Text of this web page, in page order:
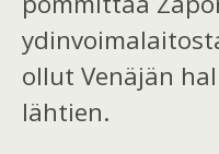
ollut Venäjän
lähtien.